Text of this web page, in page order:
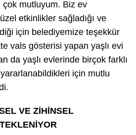
mutluyum. Biz ev
etkinlikler sağladığı ve
için belediyemize teşekkür
vals gösterisi yapan yaşlı evi
da yaşlı evlerinde birçok farklı
için mutlu
VE ZİHİNSEL